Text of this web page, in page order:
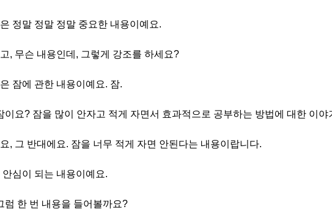
정말 정말 정말 중요한 내용이예요.
, 무슨 내용인데, 그렇게 강조를 하세요?
잠에 관한 내용이예요. 잠.
이요? 잠을 많이 안자고 적게 자면서 효과적으로 공부하는 방법에 대한 이야
, 그 반대에요. 잠을 너무 적게 자면 안된다는 내용이랍니다.
안심이 되는 내용이예요.
럼 한 번 내용을 들어볼까요?